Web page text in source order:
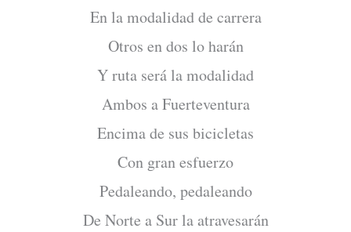
En la modalidad de carrera
Otros en dos lo harán
Y ruta será la modalidad
Ambos a Fuerteventura
Encima de sus bicicletas
Con gran esfuerzo
Pedaleando, pedaleando
De Norte a Sur la atravesarán